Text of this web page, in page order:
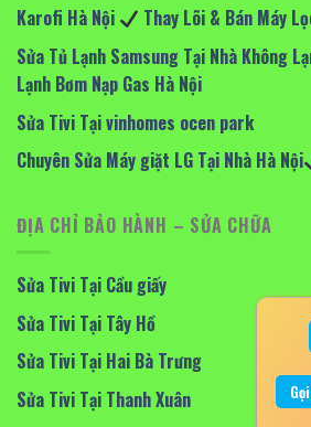
Karofi Hà Nội
Thay Lõi & Bán Máy
Sửa Tủ Lạnh Samsung Tại Nhà Không
Lạnh Bơm Nạp Gas Hà Nội
Sửa Tivi Tại vinhomes ocen park
Chuyên Sửa Máy giặt LG Tại Nhà Hà Nội
ĐỊA CHỈ BẢO HÀNH – SỬA CHỮA
Sửa Tivi Tại Cầu giấy
Sửa Tivi Tại Tây Hồ
Sửa Tivi Tại Hai Bà Trưng
Sửa Tivi Tại Thanh Xuân